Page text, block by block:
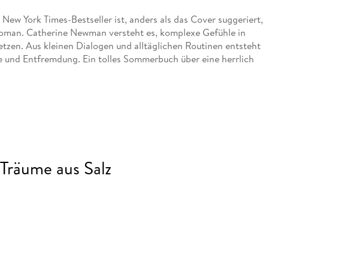
York Times-Bestseller ist, anders als das Cover suggeriert,
Catherine Newman versteht es, komplexe Gefühle in
Aus kleinen Dialogen und alltäglichen Routinen entsteht
Entfremdung. Ein tolles Sommerbuch über eine herrlich
aus Salz